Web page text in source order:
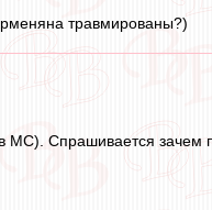
травмированы?)
МС). Спрашивается